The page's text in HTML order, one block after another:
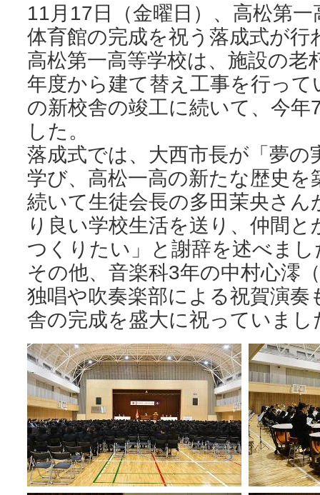
11月17日（金曜日）、高松第
体育館の完成を祝う落成式が行
高松第一高等学校は、施設の老
年度から建て替え工事を行っ
の新校舎の竣工に続いて、今
した。
落成式では、大西市長が「夢
学び、高松一高の新たな歴史
続いて生徒会長の多田茉央さ
り良い学校生活を送り、仲間
つくりたい」と謝辞を述べまし
その他、音楽科3年の中村心澪
独唱や吹奏楽部による祝賀演
舎の完成を盛大に祝っていまし